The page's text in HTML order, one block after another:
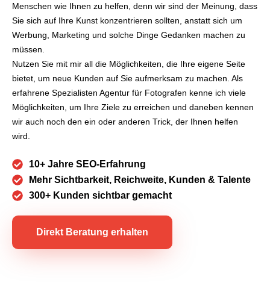
Menschen wie Ihnen zu helfen, denn wir sind der Meinung, dass
Sie sich auf Ihre Kunst konzentrieren sollten, anstatt sich um
Werbung, Marketing und solche Dinge Gedanken machen zu
müssen.
Nutzen Sie mit mir all die Möglichkeiten, die Ihre eigene Seite
bietet, um neue Kunden auf Sie aufmerksam zu machen. Als
erfahrene Spezialisten Agentur für Fotografen kenne ich viele
Möglichkeiten, um Ihre Ziele zu erreichen und daneben kennen
wir auch noch den ein oder anderen Trick, der Ihnen helfen
wird.
10+ Jahre SEO-Erfahrung
Mehr Sichtbarkeit, Reichweite, Kunden & Talente
300+ Kunden sichtbar gemacht
Direkt Beratung erhalten